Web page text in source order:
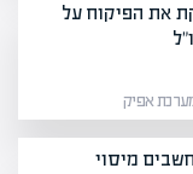
את הפיקוח על
מיסוי